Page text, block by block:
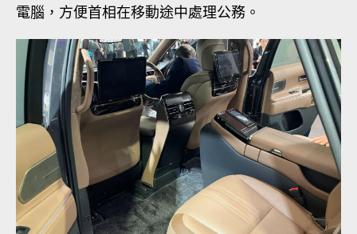
電腦，方便首相在移動途中處理公務。